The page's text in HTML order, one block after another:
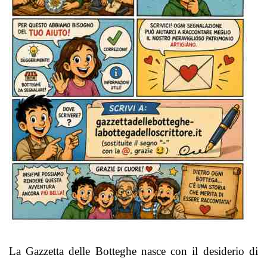
La Gazzetta delle Botteghe nasce con il desiderio di